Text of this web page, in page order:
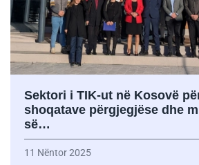
Sektori i TIK-ut në Kosovë
shoqatave përgjegjëse dhe
së…
11 Nëntor 2025